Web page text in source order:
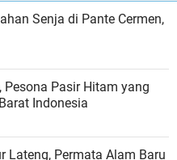
Senja di Pante Cermen,
Pesona Pasir Hitam yang
Indonesia
Lateng, Permata Alam Baru